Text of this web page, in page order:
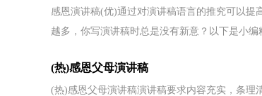
感恩演讲稿(优)通过对演讲稿语言的推究可以
越多，你写演讲稿时总是没有新意？以下是小编
(热)感恩父母演讲稿
(热)感恩父母演讲稿演讲稿要求内容充实，条理